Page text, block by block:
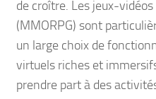
de croître. Les jeux-
(MMORPG) sont
un large choix de
virtuels riches et
prendre part à des